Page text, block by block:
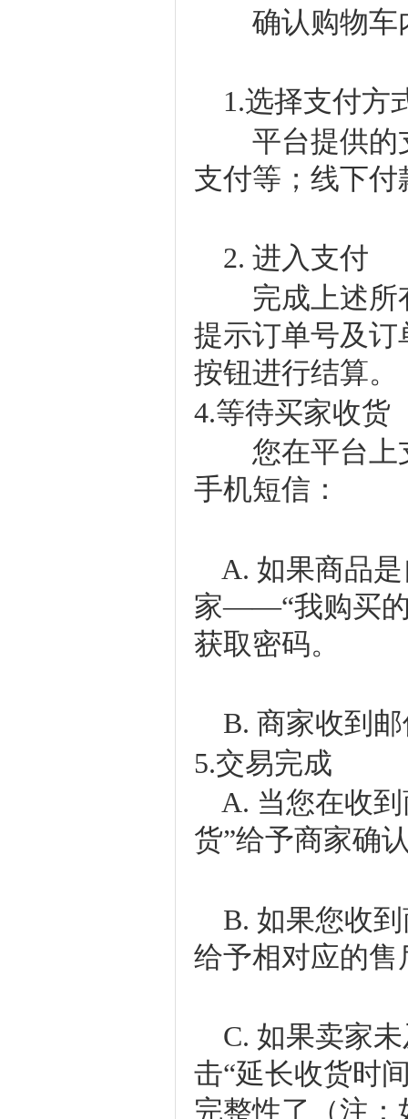
确认购物车内
1.选择支付方
平台提供的支
支付等；线下
2. 进入支付
完成上述所有
提示订单号及
按钮进行结算。
4.等待买家收货
您在平台上支
手机短信：
A. 如果商品
家——“我购买的
获取密码。
B. 商家收到邮
5.交易完成
A. 当您在收到
货”给予商家确
B. 如果您收到
给予相对应的售
C. 如果卖家未
击“延长收货时
完整性了（注